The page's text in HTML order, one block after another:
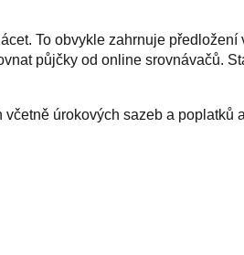
To obvykle zahrnuje
půjčky od online srovnávačů.
úrokových sazeb a poplatků